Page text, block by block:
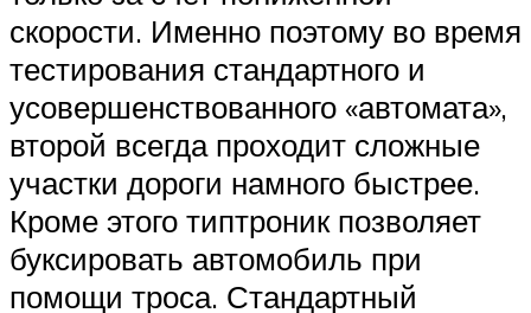
скорости. Именно поэтому во время
тестирования стандартного и
усовершенствованного «автомата»,
второй всегда проходит сложные
участки дороги намного быстрее.
Кроме этого типтроник позволяет
буксировать автомобиль при
помощи троса. Стандартный